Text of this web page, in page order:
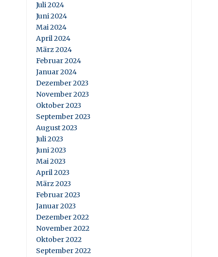
Juli 2024
Juni 2024
Mai 2024
April 2024
März 2024
Februar 2024
Januar 2024
Dezember 2023
November 2023
Oktober 2023
September 2023
August 2023
Juli 2023
Juni 2023
Mai 2023
April 2023
März 2023
Februar 2023
Januar 2023
Dezember 2022
November 2022
Oktober 2022
September 2022